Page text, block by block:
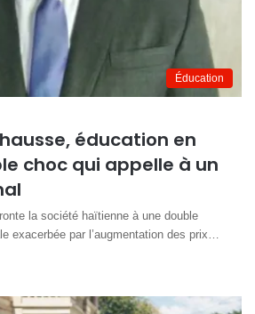
Éducation
éducation en
choc qui appelle à un
la société haïtienne à une double
exacerbée par l’augmentation des prix…